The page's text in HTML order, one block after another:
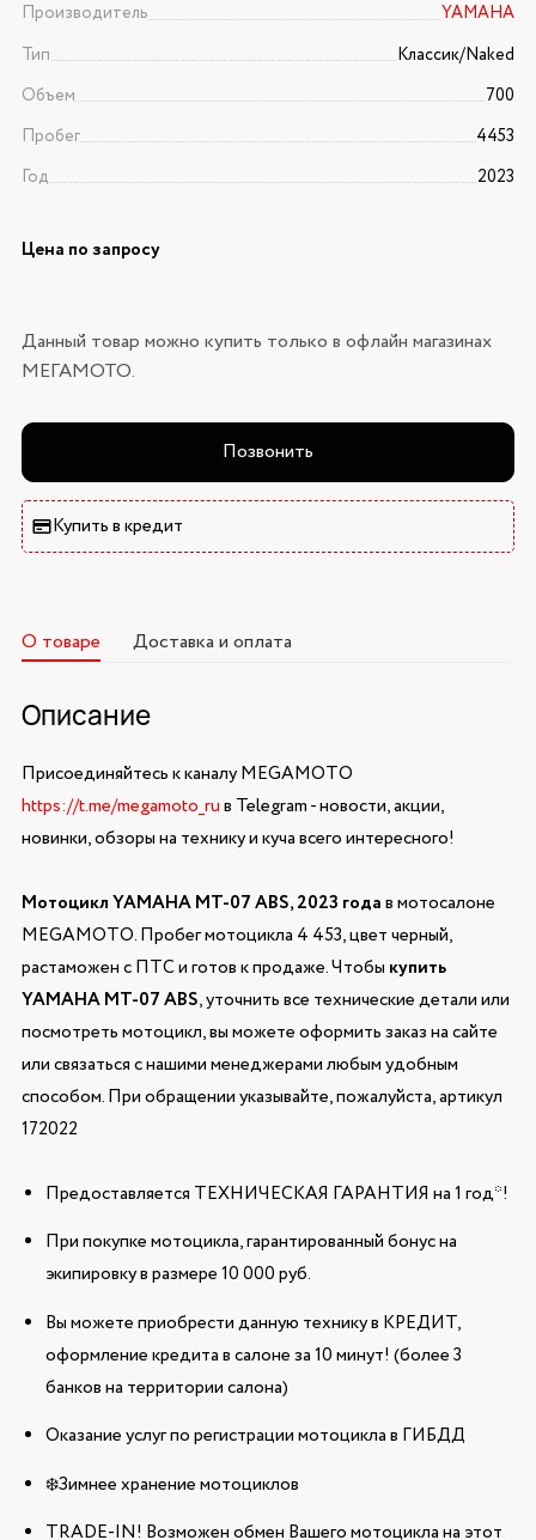
Производитель
YAMAHA
Тип
Классик/Naked
Объем
700
Пробег
4453
Год
2023
Цена по запросу
Данный товар можно купить только в офлайн магазинах
МЕГАМОТО.
Позвонить
Купить в кредит
О товаре Доставка и оплата
Описание
Присоединяйтесь к каналу MEGAMOTO
https://t.me/megamoto_ruв Telegram - новости, акции,
новинки, обзоры на технику и куча всего интересного!
Мотоцикл YAMAHA MT-07 ABS, 2023 годав мотосалоне
MEGAMOTO. Пробег мотоцикла 4 453, цвет черный,
растаможен с ПТС и готов к продаже. Чтобы купить
YAMAHA MT-07 ABS, уточнить все технические детали или
посмотреть мотоцикл, вы можете оформить заказ на сайте
или связаться с нашими менеджерами любым удобным
способом. При обращении указывайте, пожалуйста, артикул
172022
Предоставляется ТЕХНИЧЕСКАЯ ГАРАНТИЯ на 1 год*!
При покупке мотоцикла, гарантированный бонус на
экипировку в размере 10 000 руб.
Вы можете приобрести данную технику в КРЕДИТ,
оформление кредита в салоне за 10 минут! (более 3
банков на территории салона)
Оказание услуг по регистрации мотоцикла в ГИБДД
❄️Зимнее хранение мотоциклов
TRADE-IN! Возможен обмен Вашего мотоцикла на этот